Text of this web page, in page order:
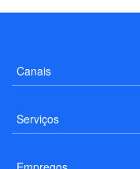
Canais
Serviços